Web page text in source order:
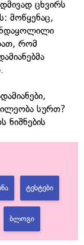
ცხვირს
მოწყენაც,
რომ
სურთ?
ნიშნების
ᲢᲔᲡᲢᲔᲑᲘ
ᲑᲚᲝᲒᲘ